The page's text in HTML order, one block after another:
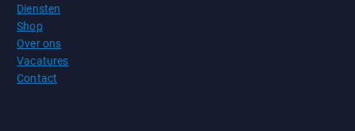
Diensten
Shop
Over ons
Vacatures
Contact